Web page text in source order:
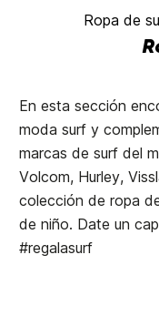
Ropa de
En esta sección
moda surf y
marcas de surf del
Volcom, Hurley,
colección de ropa
de niño. Date un
#regalasurf